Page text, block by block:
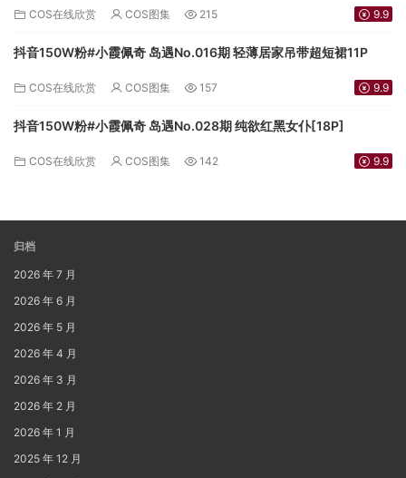
COS在线欣赏 COS图集 215 9.9
抖音150W粉#小霞佩奇 岛遇No.016期 轻薄居家吊带超短裙11P
COS在线欣赏 COS图集 157 9.9
抖音150W粉#小霞佩奇 岛遇No.028期 纯欲红黑女仆[18P]
COS在线欣赏 COS图集 142 9.9
归档
2026 年 7 月
2026 年 6 月
2026 年 5 月
2026 年 4 月
2026 年 3 月
2026 年 2 月
2026 年 1 月
2025 年 12 月